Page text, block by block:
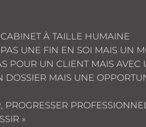
À TAILLE HUMAINE
UNE FIN EN SOI MAIS UN
POUR UN CLIENT MAIS AVEC
DOSSIER MAIS UNE
PROGRESSER
»